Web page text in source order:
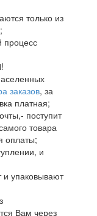
только из
процесс
заказов, за
платная;
поступит
товара
оплаты;
и
и упаковывают
Вам через